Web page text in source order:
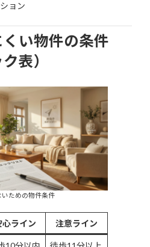
ョン
い物件の条件
表）
いための物件条件
心ライン 注意ライン